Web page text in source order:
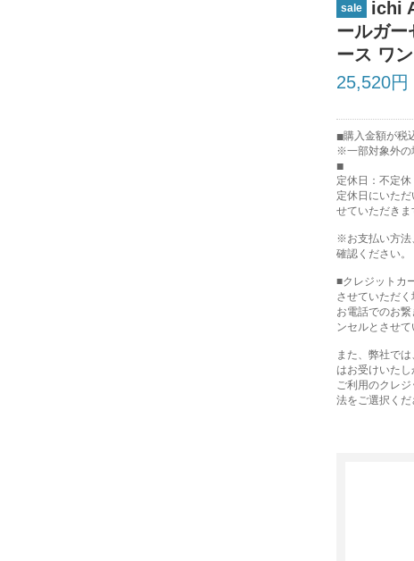
sale
ichi
ールガー
ース ワ
25,520円
購入金額が税
※一部対象外の
定休日：不定休
定休日にいた
せていただきま
※お支払い方法
確認ください。
■クレジットカ
させていただく
お電話でのお
ンセルとさせて
また、弊社で
はお受けいたし
ご利用のクレ
法をご選択くだ